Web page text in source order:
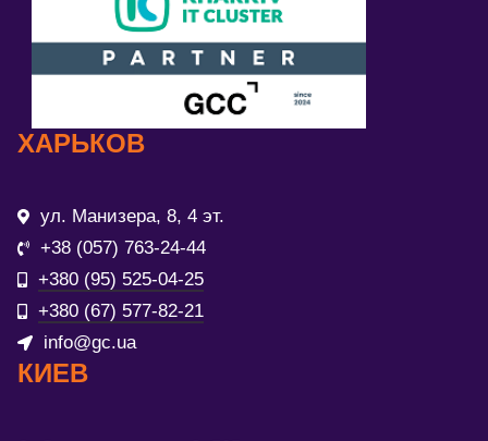
ХАРЬКОВ
ул. Манизера, 8, 4 эт.
+38 (057) 763-24-44
+380 (95) 525-04-25
+380 (67) 577-82-21
info@gc.ua
КИЕВ